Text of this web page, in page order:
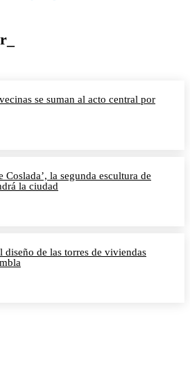
se suman al acto central por
Coslada’, la segunda escultura de
la ciudad
diseño de las torres de viviendas